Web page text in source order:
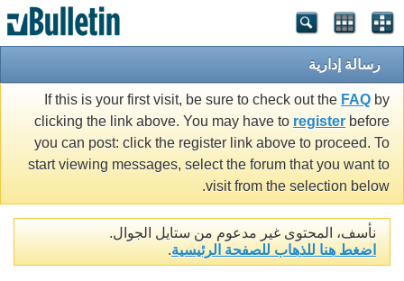
رسالة إدارية
If this is your first visit, be sure to check out the FAQ by
clicking the link above. You may have to register before
you can post: click the register link above to proceed. To
start viewing messages, select the forum that you want to
visit from the selection below.
نأسف، المحتوى غير مدعوم من ستايل الجوال.
اضغط هنا للذهاب للصفحة الرئيسية.